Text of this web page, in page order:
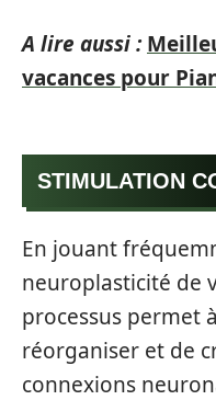
A lire aussi :
vacances pour
STIMULATION
En jouant
neuroplasticité de
processus permet
réorganiser et de
connexions